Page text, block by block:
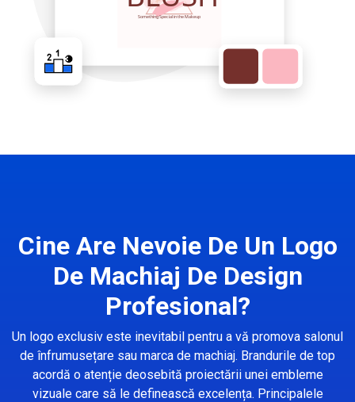
Cine Are Nevoie De Un Logo
De Machiaj De Design
Profesional?
Un logo exclusiv este inevitabil pentru a vă promova salonul
de înfrumusețare sau marca de machiaj. Brandurile de top
acordă o atenție deosebită proiectării unei embleme
vizuale care să le definească excelența. Principalele